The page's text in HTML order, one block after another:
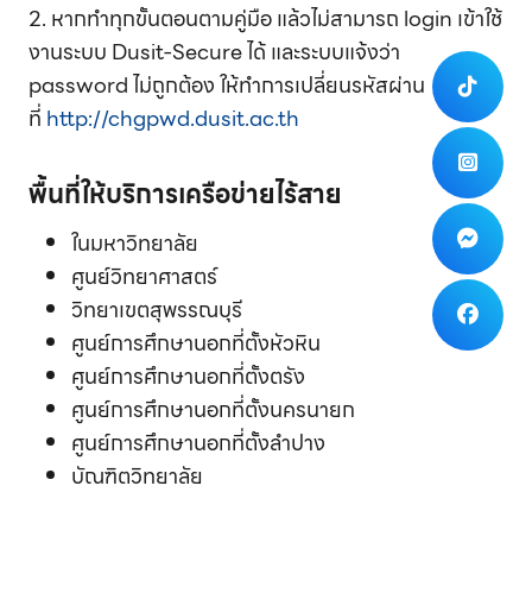
2. หากทำทุกขั้นตอนตามคู่มือ แล้วไม่สามารถ login เข้าใช้
งานระบบ Dusit-Secure ได้ และระบบแจ้งว่า
password ไม่ถูกต้อง ให้ทำการเปลี่ยนรหัสผ่าน
ที่ http://chgpwd.dusit.ac.th
พื้นที่ให้บริการเครือข่ายไร้สาย
ในมหาวิทยาลัย
ศูนย์วิทยาศาสตร์
วิทยาเขตสุพรรณบุรี
ศูนย์การศึกษานอกที่ตั้งหัวหิน
ศูนย์การศึกษานอกที่ตั้งตรัง
ศูนย์การศึกษานอกที่ตั้งนครนายก
ศูนย์การศึกษานอกที่ตั้งลำปาง
บัณฑิตวิทยาลัย